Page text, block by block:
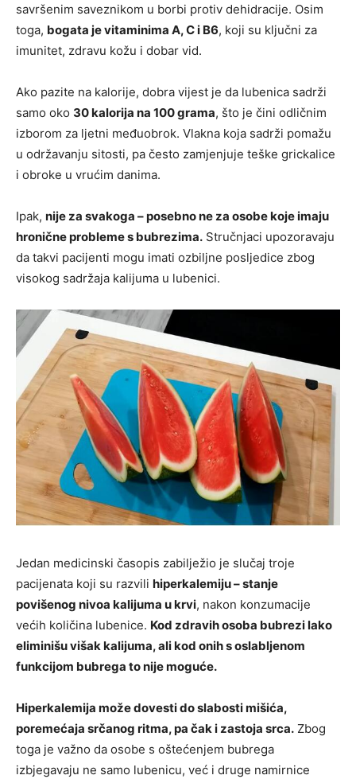
savršenim saveznikom u borbi protiv dehidracije. Osim
toga, bogata je vitaminima A, C i B6, koji su ključni za
imunitet, zdravu kožu i dobar vid.
Ako pazite na kalorije, dobra vijest je da lubenica sadrži
samo oko 30 kalorija na 100 grama, što je čini odličnim
izborom za ljetni međuobrok. Vlakna koja sadrži pomažu
u održavanju sitosti, pa često zamjenjuje teške grickalice
i obroke u vrućim danima.
Ipak, nije za svakoga – posebno ne za osobe koje imaju
hronične probleme s bubrezima. Stručnjaci upozoravaju
da takvi pacijenti mogu imati ozbiljne posljedice zbog
visokog sadržaja kalijuma u lubenici.
Jedan medicinski časopis zabilježio je slučaj troje
pacijenata koji su razvili hiperkalemiju – stanje
povišenog nivoa kalijuma u krvi, nakon konzumacije
većih količina lubenice. Kod zdravih osoba bubrezi lako
eliminišu višak kalijuma, ali kod onih s oslabljenom
funkcijom bubrega to nije moguće.
Hiperkalemija može dovesti do slabosti mišića,
poremećaja srčanog ritma, pa čak i zastoja srca. Zbog
toga je važno da osobe s oštećenjem bubrega
izbjegavaju ne samo lubenicu, već i druge namirnice